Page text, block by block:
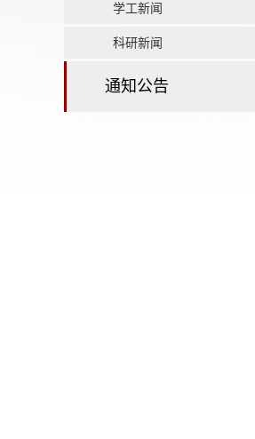
学工新闻
科研新闻
通知公告